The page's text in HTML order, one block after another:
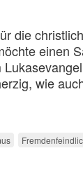
die
einen
wie